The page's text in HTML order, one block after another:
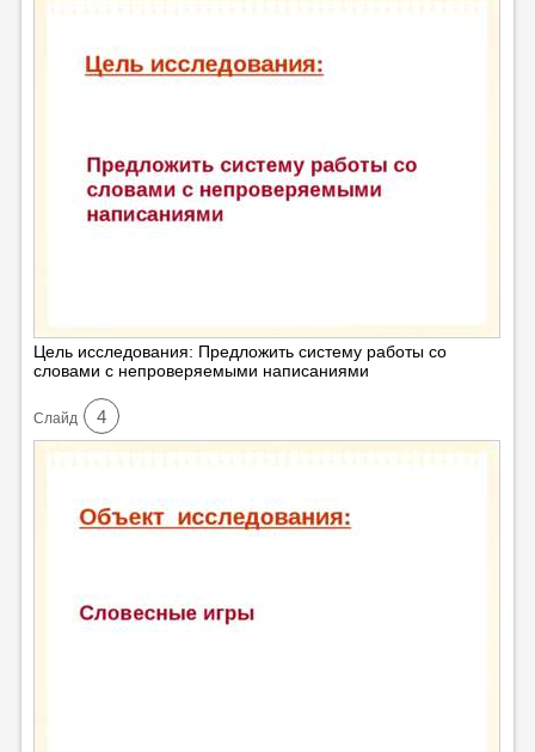
Цель исследования: Предложить систему работы со
словами с непроверяемыми написаниями
Cлайд 4